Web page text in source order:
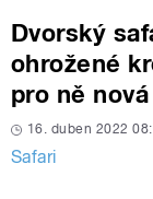
Dvorský
ohrožené
pro ně
16. duben 2022
Safari